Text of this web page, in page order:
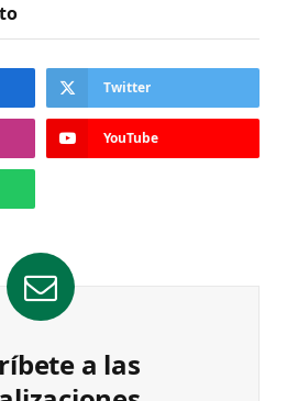
Twitter
YouTube
a las